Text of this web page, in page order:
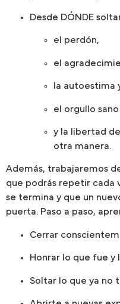
Desde DÓNDE
el perdón,
el
la autoestima
el orgullo
y la libertad
otra manera.
Además, trabajaremos
que podrás repetir cada
se termina y que un
puerta. Paso a paso,
Cerrar
Honrar lo que fue
Soltar lo que ya no